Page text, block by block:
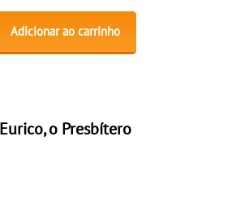
Adicionar ao carrinho
Eurico, o Presbítero